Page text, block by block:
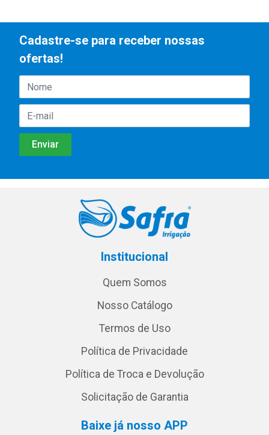
Cadastre-se para receber nossas
ofertas!
Institucional
Quem Somos
Nosso Catálogo
Termos de Uso
Política de Privacidade
Política de Troca e Devolução
Solicitação de Garantia
Baixe já nosso APP